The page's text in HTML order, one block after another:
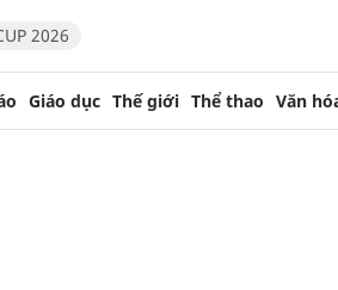
2026
Giáo dục Thế giới Thể thao Văn